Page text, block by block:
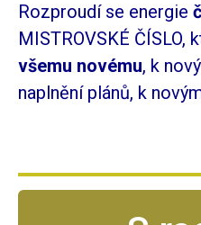
Rozproudí se energie
MISTROVSKÉ ČÍSLO,
všemu novému, k
naplnění plánů, k